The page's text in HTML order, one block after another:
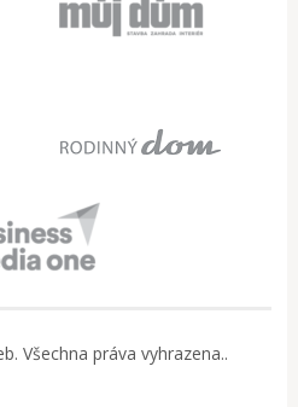
Všechna práva vyhrazena..